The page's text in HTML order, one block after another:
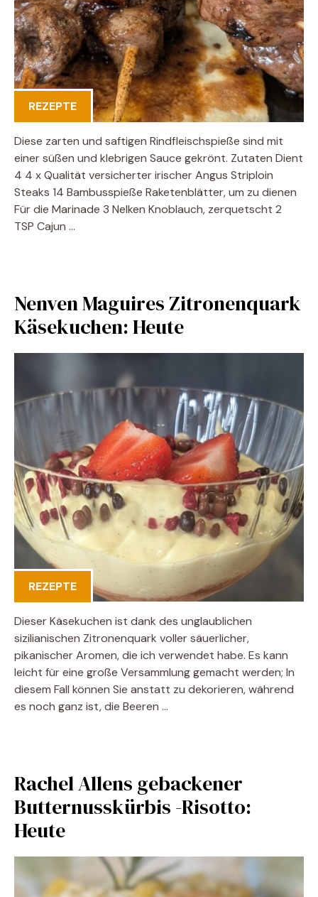
REZEPTE
Diese zarten und saftigen Rindfleischspieße sind mit
einer süßen und klebrigen Sauce gekrönt. Zutaten Dient
4 4 x Qualität versicherter irischer Angus Striploin
Steaks 14 Bambusspieße Raketenblätter, um zu dienen
Für die Marinade 3 Nelken Knoblauch, zerquetscht 2
TSP Cajun …
Nenven Maguires Zitronenquark
Käsekuchen: Heute
REZEPTE
Dieser Käsekuchen ist dank des unglaublichen
sizilianischen Zitronenquark voller säuerlicher,
pikanischer Aromen, die ich verwendet habe. Es kann
leicht für eine große Versammlung gemacht werden; In
diesem Fall können Sie anstatt zu dekorieren, während
es noch ganz ist, die Beeren …
Rachel Allens gebackener
Butternusskürbis -Risotto:
Heute